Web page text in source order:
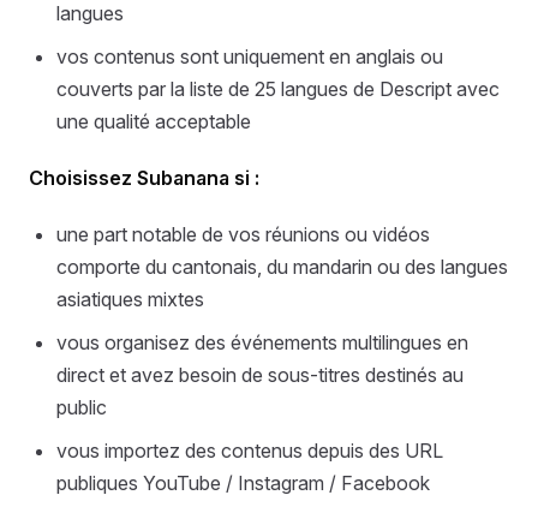
langues
vos contenus sont uniquement en anglais ou
couverts par la liste de 25 langues de Descript avec
une qualité acceptable
Choisissez Subanana si :
une part notable de vos réunions ou vidéos
comporte du cantonais, du mandarin ou des langues
asiatiques mixtes
vous organisez des événements multilingues en
direct et avez besoin de sous-titres destinés au
public
vous importez des contenus depuis des URL
publiques YouTube / Instagram / Facebook